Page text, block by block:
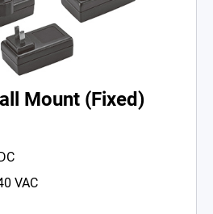
Mount (Fixed)
VAC